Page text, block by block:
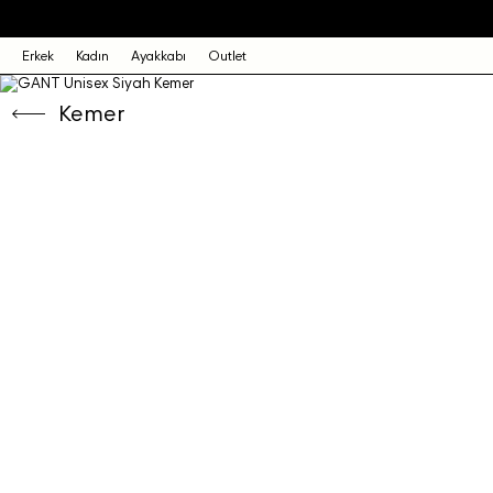
Erkek Kadın Ayakkabı Outlet
Kemer